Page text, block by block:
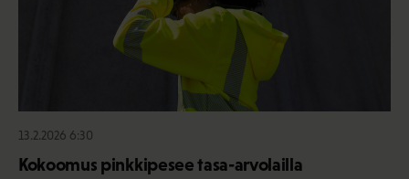
13.2.2026 6:30
Kokoomus pinkkipesee tasa-arvolailla